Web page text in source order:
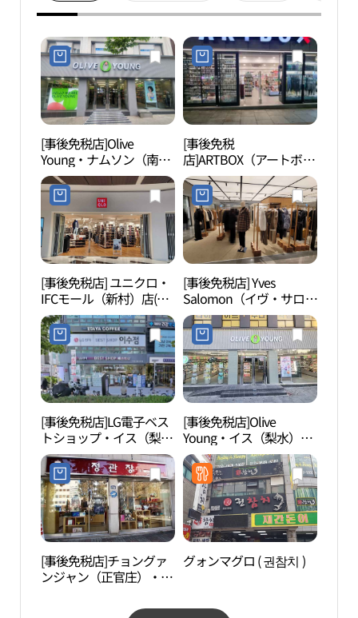
[事後免税店]Olive
Young・ナムソン（南
城）駅店(올리브영 남성
역점)
[事後免税
店]ARTBOX（アートボッ
クス）・イス（梨水）駅
店(아트박스 이수역점)
[事後免税店] ユニクロ・
IFCモール（新村）店(유
니클로 IFC몰점)
[事後免税店] Yves
Salomon（イヴ・サロモ
ン）・シンセゲ（新世
界）百貨店カンナム（江
南）店(이브살로몬 신세
계백화점 강남점)
[事後免税店]LG電子ベス
トショップ・イス（梨
水）店(LG전자 베스트샵
이수점)
[事後免税店]Olive
Young・イス（梨水）駅
店(올리브영 이수역점)
[事後免税店]チョングァ
ンジャン（正官庄）・ナ
グォンマグロ ( 권참치 )